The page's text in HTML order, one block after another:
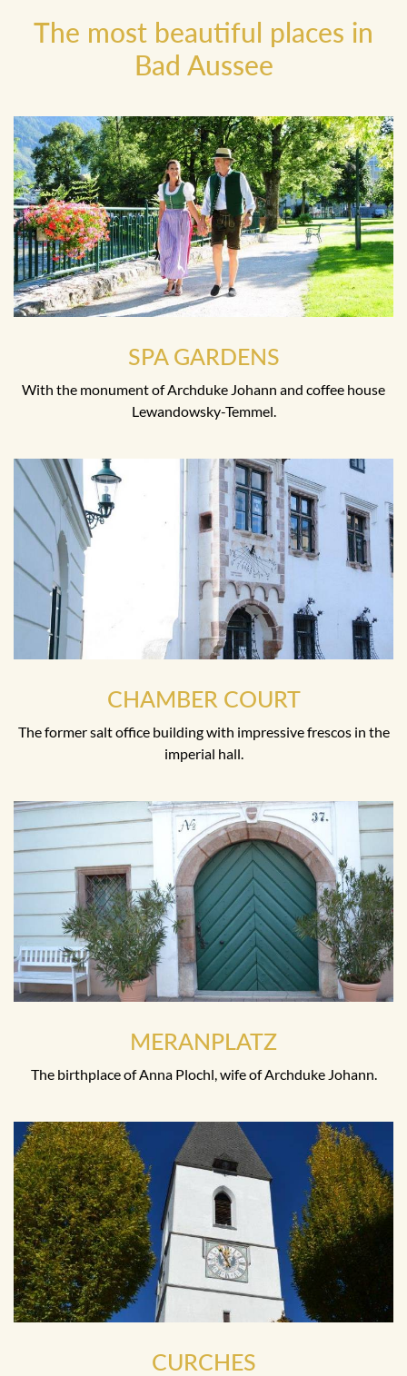
The most beautiful places in
Bad Aussee
SPA GARDENS
With the monument of Archduke Johann and coffee house
Lewandowsky-Temmel.
CHAMBER COURT
The former salt office building with impressive frescos in the
imperial hall.
MERANPLATZ
The birthplace of Anna Plochl, wife of Archduke Johann.
CURCHES